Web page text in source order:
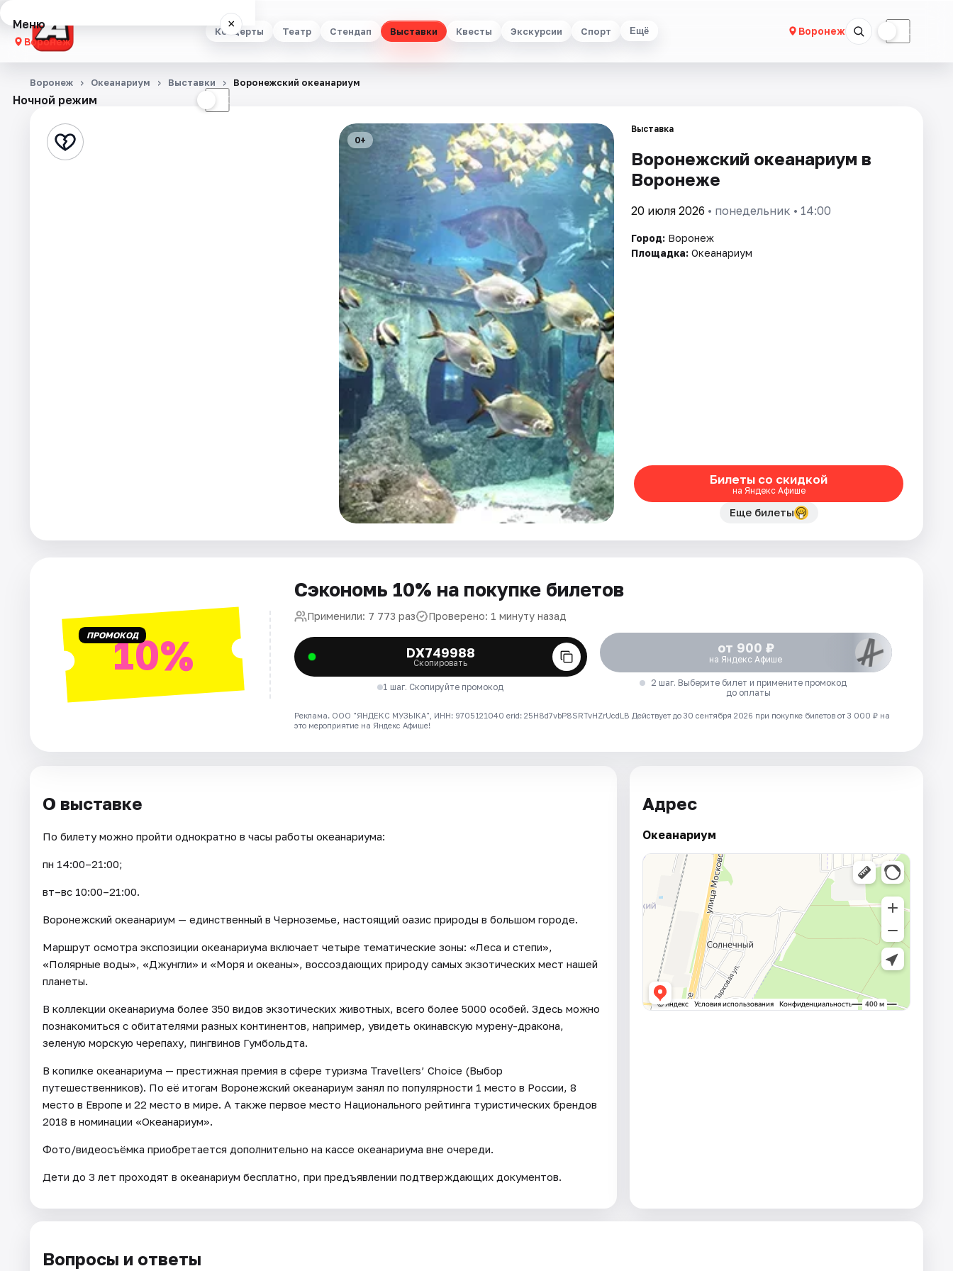
Концерты Театр Стендап Выставки Квесты Экскурсии Спорт Ещё Воронеж ☾
Меню ×
Воронеж
Концерты
Стендап
Ночной режим ☾
Воронеж Океанариум Выставки Воронежский океанариум
0+
Выставка
Воронежский океанариум в
Воронеже
20 июля 2026 • понедельник • 14:00
Город: Воронеж
Площадка: Океанариум
Билеты со скидкой
на Яндекс Афише
Еще билеты
ПРОМОКОД10%
Сэкономь 10% на покупке билетов
Применили: 7 773 раз Проверено: 1 минуту назад
DX749988
Скопировать
1 шаг. Скопируйте промокод
от 900 ₽
на Яндекс Афише
2 шаг. Выберите билет и примените промокод
до оплаты
Реклама. ООО "ЯНДЕКС МУЗЫКА", ИНН: 9705121040 erid: 25H8d7vbP8SRTvHZrUcdLB Действует до 30 сентября 2026 при покупке билетов от 3 000 ₽ на
это мероприятие на Яндекс Афише!
О выставке
По билету можно пройти однократно в часы работы океанариума:
пн 14:00–21:00;
вт–вс 10:00–21:00.
Воронежский океанариум — единственный в Черноземье, настоящий оазис природы в большом городе.
Маршрут осмотра экспозиции океанариума включает четыре тематические зоны: «Леса и степи»,
«Полярные воды», «Джунгли» и «Моря и океаны», воссоздающих природу самых экзотических мест нашей
планеты.
В коллекции океанариума более 350 видов экзотических животных, всего более 5000 особей. Здесь можно
познакомиться с обитателями разных континентов, например, увидеть окинавскую мурену-дракона,
зеленую морскую черепаху, пингвинов Гумбольдта.
В копилке океанариума — престижная премия в сфере туризма Travellers’ Choice (Выбор
путешественников). По её итогам Воронежский океанариум занял по популярности 1 место в России, 8
место в Европе и 22 место в мире. А также первое место Национального рейтинга туристических брендов
2018 в номинации «Океанариум».
Фото/видеосъёмка приобретается дополнительно на кассе океанариума вне очереди.
Дети до 3 лет проходят в океанариум бесплатно, при предъявлении подтверждающих документов.
Адрес
Океанариум
Вопросы и ответы